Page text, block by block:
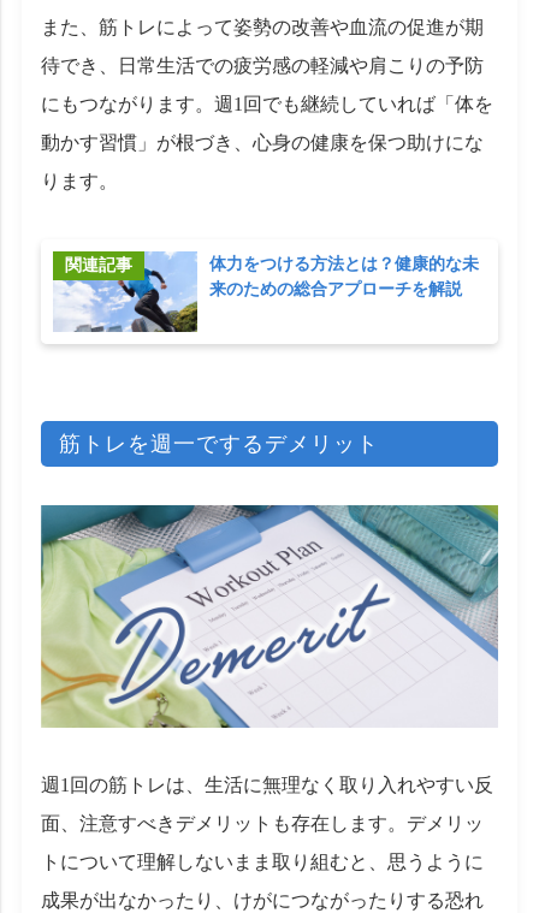
また、筋トレによって姿勢の改善や血流の促進が期
待でき、日常生活での疲労感の軽減や肩こりの予防
にもつながります。週1回でも継続していれば「体を
動かす習慣」が根づき、心身の健康を保つ助けにな
ります。
体力をつける方法とは？健康的な未
来のための総合アプローチを解説
筋トレを週一でするデメリット
週1回の筋トレは、生活に無理なく取り入れやすい反
面、注意すべきデメリットも存在します。デメリッ
トについて理解しないまま取り組むと、思うように
成果が出なかったり、けがにつながったりする恐れ